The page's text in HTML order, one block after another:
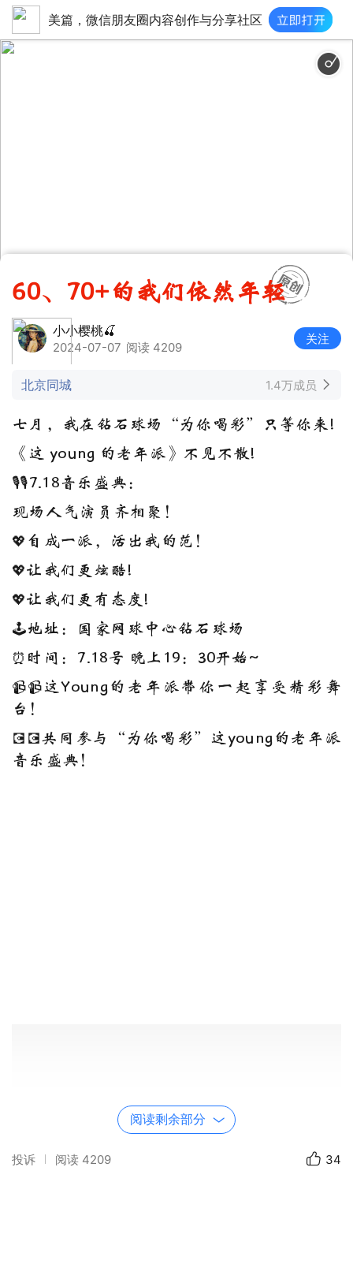
美篇，微信朋友圈内容创作与分享社区
60、70+的我们依然年轻
小小樱桃🍒
2024-07-07 阅读 4209
关注
北京同城 1.4万成员
七月，我在钻石球场“为你喝彩”只等你来!
《这 young 的老年派》不见不散!
🎙🎙7.18音乐盛典：
现场人气演员齐相聚！
💖自成一派，活出我的范！
💖让我们更炫酷!
💖让我们更有态度!
🕹地址：国家网球中心钻石球场
⏰时间：7.18号 晚上19：30开始~
📹📹这Young的老年派带你一起享受精彩舞
台！
💽💽共同参与“为你喝彩”这young的老年派
音乐盛典！
阅读剩余部分
投诉 阅读 4209 34